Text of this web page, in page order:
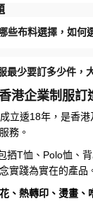
些布料選擇，如何
最少要訂多少件，
港企業制服訂
成立逶18年，是香港
務。
拪T恤、Polo恤、
實踐為實在的產品
、熱轉印、燙畫、